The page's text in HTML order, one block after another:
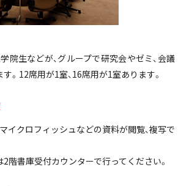
院生などが、グループで研究会やゼミ、会議
。12席用が1室、16席用が1室あります。
イクロフィッシュなどの資料が閲覧、複写で
階書庫受付カウンターで行ってください。